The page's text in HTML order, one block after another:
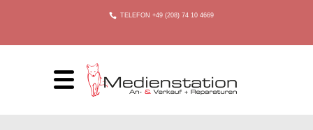
TELEFON +49 (208) 74 10 4669